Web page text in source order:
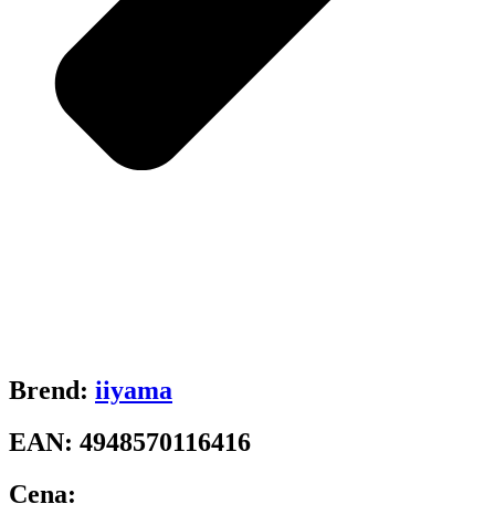
Brend: iiyama
EAN: 4948570116416
Cena: